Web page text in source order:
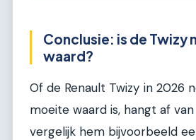
Conclusie: is de Twizy
waard?
Of de Renault Twizy in 2026
moeite waard is, hangt af
vergelijk hem bijvoorbeeld